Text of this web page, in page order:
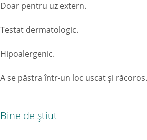
Doar pentru uz extern.
Testat dermatologic.
Hipoalergenic.
A se păstra într-un loc uscat și răcoros.
Bine de știut